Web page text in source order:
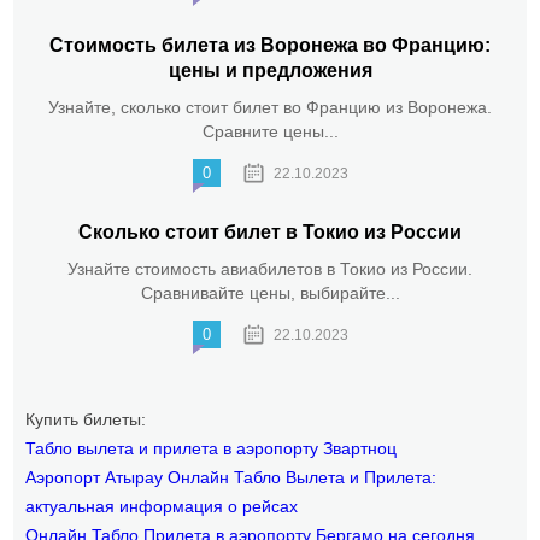
Стоимость билета из Воронежа во Францию:
цены и предложения
Узнайте, сколько стоит билет во Францию из Воронежа.
Сравните цены...
0 22.10.2023
Сколько стоит билет в Токио из России
Узнайте стоимость авиабилетов в Токио из России.
Сравнивайте цены, выбирайте...
0 22.10.2023
Купить билеты:
Табло вылета и прилета в аэропорту Звартноц
Аэропорт Атырау Онлайн Табло Вылета и Прилета:
актуальная информация о рейсах
Онлайн Табло Прилета в аэропорту Бергамо на сегодня